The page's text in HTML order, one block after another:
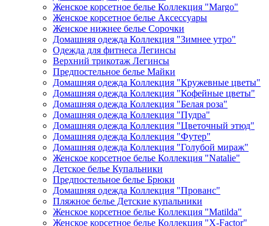
Женское корсетное белье Коллекция "Margo"
Женское корсетное белье Аксессуары
Женское нижнее белье Сорочки
Домашняя одежда Коллекция "Зимнее утро"
Одежда для фитнеса Легинсы
Верхний трикотаж Легинсы
Предпостельное белье Майки
Домашняя одежда Коллекция "Кружевные цветы"
Домашняя одежда Коллекция "Кофейные цветы"
Домашняя одежда Коллекция "Белая роза"
Домашняя одежда Коллекция "Пудра"
Домашняя одежда Коллекция "Цветочный этюд"
Домашняя одежда Коллекция "Футер"
Домашняя одежда Коллекция "Голубой мираж"
Женское корсетное белье Коллекция "Natalie"
Детское белье Купальники
Предпостельное белье Брюки
Домашняя одежда Коллекция "Прованс"
Пляжное белье Детские купальники
Женское корсетное белье Коллекция "Matilda"
Женское корсетное белье Коллекция "X-Factor"